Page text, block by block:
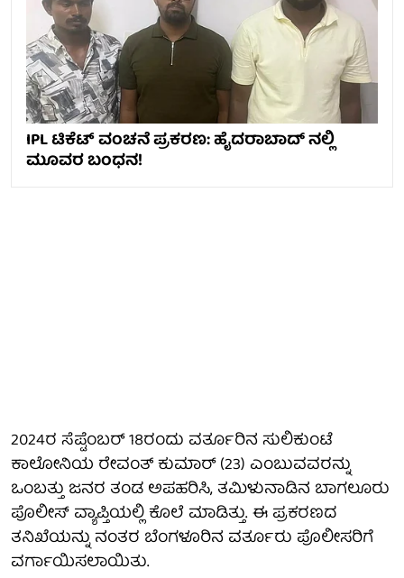
IPL ಟಿಕೆಟ್ ವಂಚನೆ ಪ್ರಕರಣ: ಹೈದರಾಬಾದ್ ನಲ್ಲಿ
ಮೂವರ ಬಂಧನ!
2024ರ ಸೆಪ್ಟೆಂಬರ್ 18ರಂದು ವರ್ತೂರಿನ ಸುಲಿಕುಂಟೆ
ಕಾಲೋನಿಯ ರೇವಂತ್ ಕುಮಾರ್ (23) ಎಂಬುವವರನ್ನು
ಒಂಬತ್ತು ಜನರ ತಂಡ ಅಪಹರಿಸಿ, ತಮಿಳುನಾಡಿನ ಬಾಗಲೂರು
ಪೊಲೀಸ್ ವ್ಯಾಪ್ತಿಯಲ್ಲಿ ಕೊಲೆ ಮಾಡಿತ್ತು. ಈ ಪ್ರಕರಣದ
ತನಿಖೆಯನ್ನು ನಂತರ ಬೆಂಗಳೂರಿನ ವರ್ತೂರು ಪೊಲೀಸರಿಗೆ
ವರ್ಗಾಯಿಸಲಾಯಿತು.